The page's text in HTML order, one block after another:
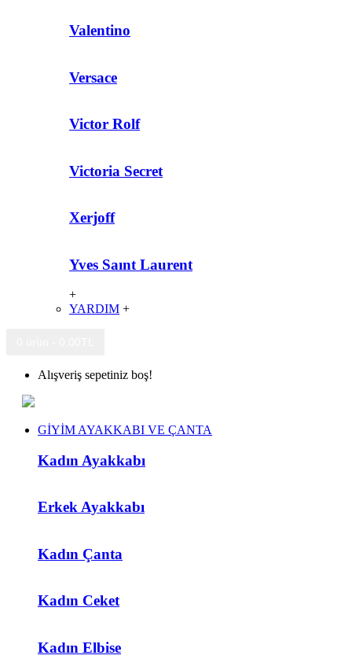
Valentino
Versace
Victor Rolf
Victoria Secret
Xerjoff
Yves Saınt Laurent
+
YARDIM +
Alışveriş sepetiniz boş!
GİYİM AYAKKABI VE ÇANTA
Kadın Ayakkabı
Erkek Ayakkabı
Kadın Çanta
Kadın Ceket
Kadın Elbise